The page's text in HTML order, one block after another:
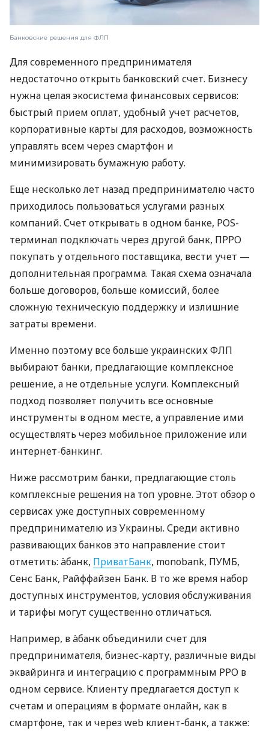
Банковские решения для ФЛП
Для современного предпринимателя
недостаточно открыть банковский счет. Бизнесу
нужна целая экосистема финансовых сервисов:
быстрый прием оплат, удобный учет расчетов,
корпоративные карты для расходов, возможность
управлять всем через смартфон и
минимизировать бумажную работу.
Еще несколько лет назад предпринимателю часто
приходилось пользоваться услугами разных
компаний. Счет открывать в одном банке, POS-
терминал подключать через другой банк, ПРРО
покупать у отдельного поставщика, вести учет —
дополнительная программа. Такая схема означала
больше договоров, больше комиссий, более
сложную техническую поддержку и излишние
затраты времени.
Именно поэтому все больше украинских ФЛП
выбирают банки, предлагающие комплексное
решение, а не отдельные услуги. Комплексный
подход позволяет получить все основные
инструменты в одном месте, а управление ими
осуществлять через мобильное приложение или
интернет-банкинг.
Ниже рассмотрим банки, предлагающие столь
комплексные решения на топ уровне. Этот обзор о
сервисах уже доступных современному
предпринимателю из Украины. Среди активно
развивающих банков это направление стоит
отметить: àбанк, ПриватБанк, monobank, ПУМБ,
Сенс Банк, Райффайзен Банк. В то же время набор
доступных инструментов, условия обслуживания
и тарифы могут существенно отличаться.
Например, в àбанк объединили счет для
предпринимателя, бизнес-карту, различные виды
эквайринга и интеграцию с программным РРО в
одном сервисе. Клиенту предлагается доступ к
счетам и операциям в формате онлайн, как в
смартфоне, так и через web клиент-банк, а также: